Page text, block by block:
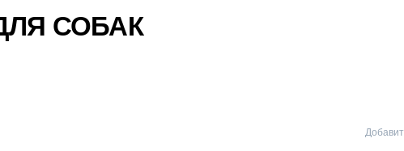
СОБАК